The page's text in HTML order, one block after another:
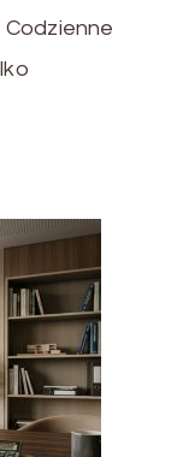
Codzienne